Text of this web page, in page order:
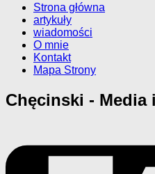
Strona główna
artykuły
wiadomości
O mnie
Kontakt
Mapa Strony
Chęcinski - Media